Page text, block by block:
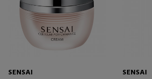
SENSAI
SENSAI